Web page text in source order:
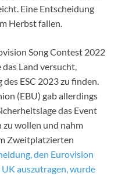
Eine Entscheidung
Herbst fallen.
Song Contest 2022
Land versucht,
ESC 2023 zu finden.
(EBU) gab allerdings
das Event
wollen und nahm
Zweitplatzierten
den Eurovision
auszutragen, wurde